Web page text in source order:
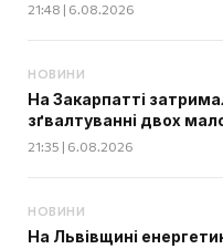
21:48 | 6.08.2026
НОВИНИ
На Закарпатті
зґвалтуванні двох
21:35 | 6.08.2026
НОВИНИ
На Львівщині